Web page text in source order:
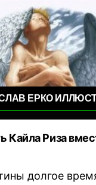
ЕРКО
Кайла Риза
долгое